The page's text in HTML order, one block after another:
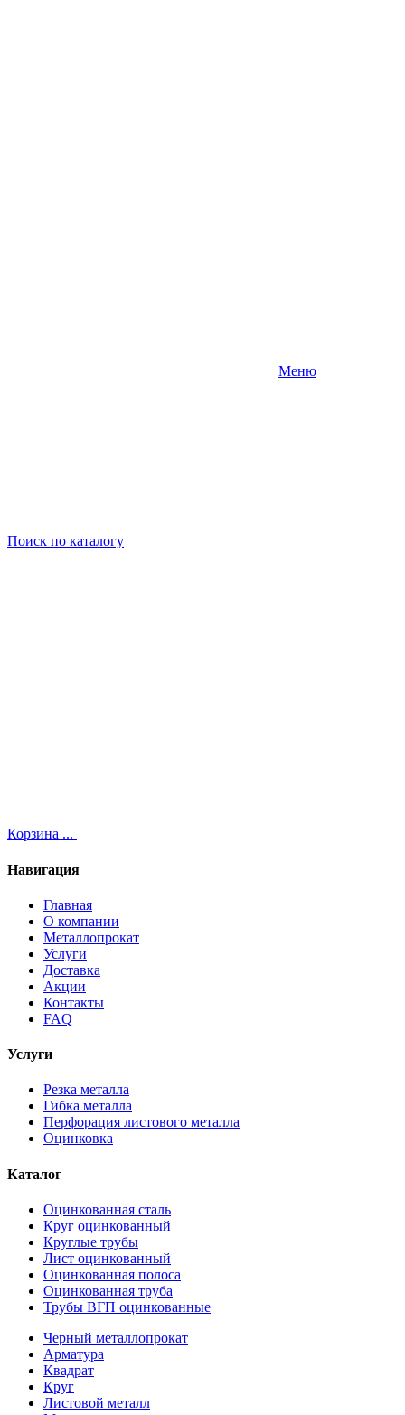
Меню
Поиск по каталогу
Корзина ...
Навигация
Главная
О компании
Металлопрокат
Услуги
Доставка
Акции
Контакты
FAQ
Услуги
Резка металла
Гибка металла
Перфорация листового металла
Оцинковка
Каталог
Оцинкованная сталь
Круг оцинкованный
Круглые трубы
Лист оцинкованный
Оцинкованная полоса
Оцинкованная труба
Трубы ВГП оцинкованные
Черный металлопрокат
Арматура
Квадрат
Круг
Листовой металл